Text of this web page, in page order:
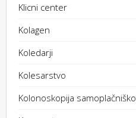
Klicni center
Kolagen
Koledarji
Kolesarstvo
Kolonoskopija samoplačniško